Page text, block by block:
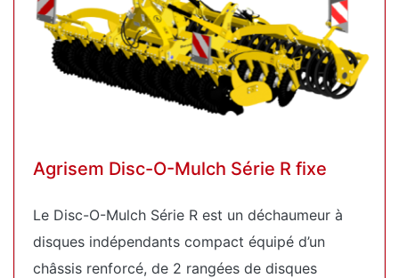
Agrisem Disc-O-Mulch Série R fixe
Le Disc-O-Mulch Série R est un déchaumeur à
disques indépendants compact équipé d’un
châssis renforcé, de 2 rangées de disques